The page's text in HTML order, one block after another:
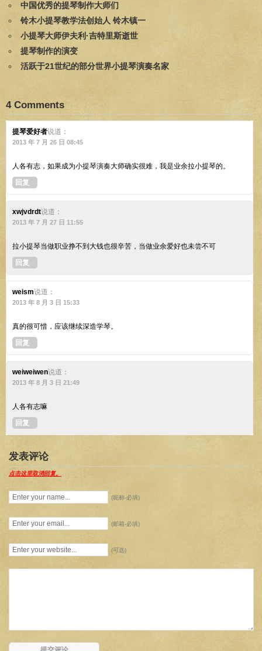
中国优秀的提琴制作大师们
铃木小提琴教学法创始人 铃木镇一
小提琴大师伊夫利·吉特里斯逝世
提琴制作的演变
活跃于21世纪的部分世界小提琴演奏名家
4 Comments
提琴爱好者说道：
2013 年 7 月 26 日 08:45
人各有志，如果成为小提琴演奏大师确实很难，我是业余拉小提琴的。
回复
xwjvdrdt说道：
2013 年 7 月 27 日 11:55
拉小提琴当做职业挣不到大钱也很辛苦，当做业余爱好也未尝不可
回复
weism说道：
2013 年 8 月 3 日 15:33
真的很可惜，应该继续深造学琴。
回复
weiweiwen说道：
2013 年 8 月 3 日 21:49
人各有志嘛
回复
发表评论
点击这里取消回复。
(昵称-必填)
(邮箱-必填)
(可选)